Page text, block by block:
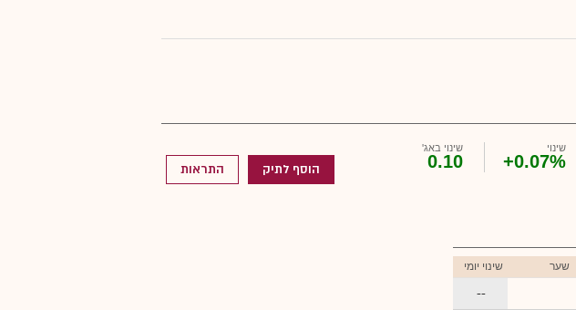
שינוי
+0.07%
שינוי באג'
0.10 הוסף לתיק התראות
שער שינוי יומי
--